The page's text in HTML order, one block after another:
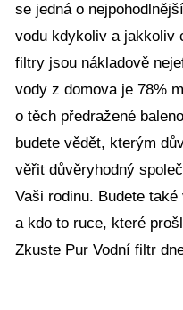
se jedná o
vodu kdykoliv a jakkoliv
filtry jsou nákladově
vody z domova je 78%
o těch předražené
budete vědět, kterým
věřit důvěryhodný
Vaši rodinu. Budete
a kdo to ruce, které
Zkuste Pur Vodní filtr